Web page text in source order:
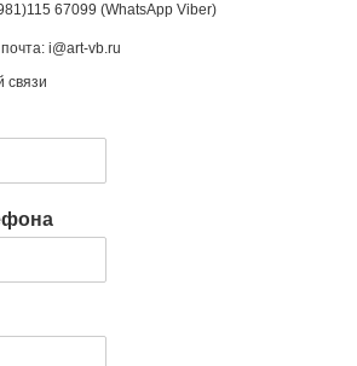
67099 (WhatsApp Viber)
i@art-vb.ru
связи